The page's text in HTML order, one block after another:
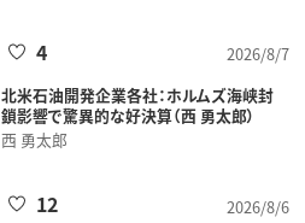
2026/8/7
4
北米石油開発企業各社：ホルムズ海峡封
鎖影響で驚異的な好決算（西 勇太郎）
西 勇太郎
2026/8/6
12